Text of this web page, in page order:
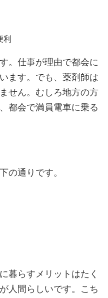
利
。仕事が理由で都会に
ます。でも、薬剤師は
せん。むしろ地方の方
都会で満員電車に乗る
の通りです。
暮らすメリットはたく
人間らしいです。こち